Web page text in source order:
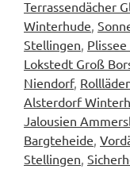
Terrassendächer
Winterhude,
Stellingen,
Lokstedt Groß
Niendorf,
Alsterdorf
Jalousien
Bargteheide,
Stellingen,